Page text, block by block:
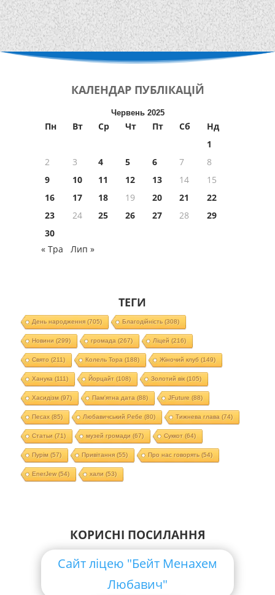
КАЛЕНДАР ПУБЛІКАЦІЙ
Червень 2025
Пн Вт Ср Чт Пт Сб
Нд
1
2
3 4 5 6 7
8
9
10 11 12 13 14
15
16
17 18 19 20 21
22
23
24 25 26 27 28
29
30
« Тра
Лип »
ТЕГИ
День народження(705) Благодійність (308)
Новини (299) громада (267) Ліцей (216)
Свято (211) Колель Тора (188) Жіночий клуб (149)
Ханука (111) Йорцайт (108) Золотий вік(105)
Хасидізм (97) Пам'ятна дата (88) JFuture (88)
Песах(85) Любавичський Ребе (80) Тижнева глава (74)
Статьи (71) музей громади (67) Суккот (64)
Пурім (57) Привітання(55) Про нас говорять (54)
EnerJew(54) хали (53)
КОРИСНІ ПОСИЛАННЯ
Сайт ліцею "Бейт Менахем
Любавич"